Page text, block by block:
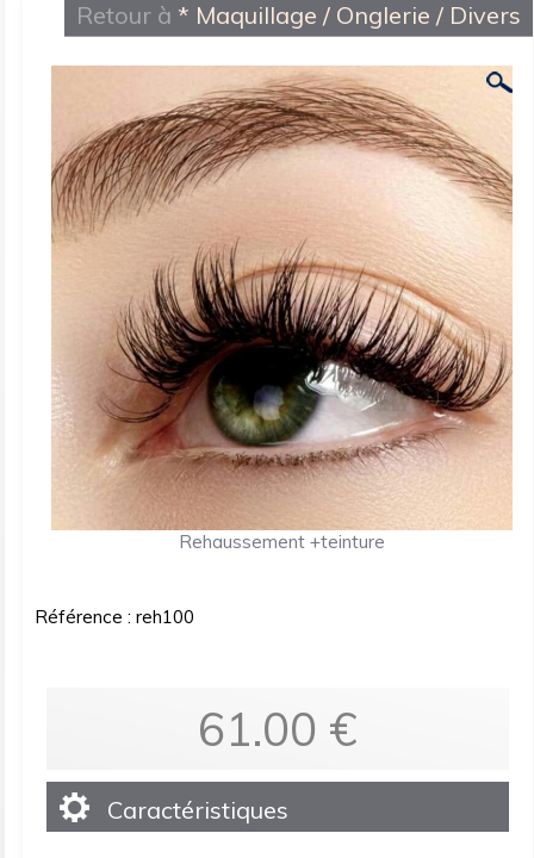
Retour à * Maquillage / Onglerie / Divers
Rehaussement +teinture
Référence : reh100
61.00 €
Caractéristiques